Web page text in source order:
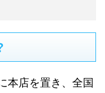
本店を置き、全国